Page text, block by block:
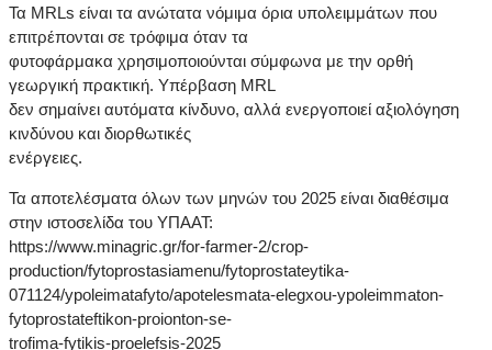
Τα MRLs είναι τα ανώτατα νόμιμα όρια υπολειμμάτων που
επιτρέπονται σε τρόφιμα όταν τα
φυτοφάρμακα χρησιμοποιούνται σύμφωνα με την ορθή
γεωργική πρακτική. Υπέρβαση MRL
δεν σημαίνει αυτόματα κίνδυνο, αλλά ενεργοποιεί αξιολόγηση
κινδύνου και διορθωτικές
ενέργειες.
Τα αποτελέσματα όλων των μηνών του 2025 είναι διαθέσιμα
στην ιστοσελίδα του ΥΠΑΑΤ:
https://www.minagric.gr/for-farmer-2/crop-
production/fytoprostasiamenu/fytoprostateytika-
071124/ypoleimatafyto/apotelesmata-elegxou-ypoleimmaton-
fytoprostateftikon-proionton-se-
trofima-fytikis-proelefsis-2025